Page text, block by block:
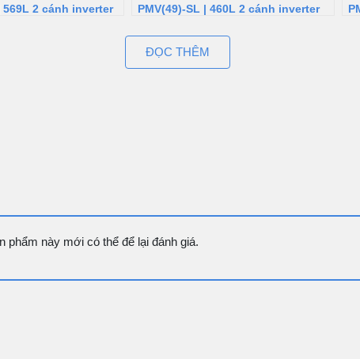
569L 2 cánh inverter
PMV(49)-SL | 460L 2 cánh inverter
ĐỌC THÊM
phẩm này mới có thể để lại đánh giá.